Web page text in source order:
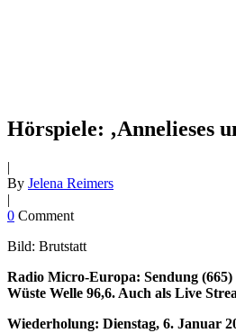
Hörspiele: ‚Annelieses
|
By Jelena Reimers
|
0 Comment
Bild: Brutstatt
Radio Micro-Europa: Sendung (665)
Wüste Welle 96,6. Auch als Live
Wiederholung: Dienstag, 6. Januar